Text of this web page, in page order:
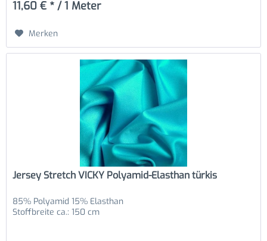
11,60 € * / 1 Meter
Merken
Jersey Stretch VICKY Polyamid-Elasthan türkis
85% Polyamid 15% Elasthan
Stoffbreite ca.: 150 cm